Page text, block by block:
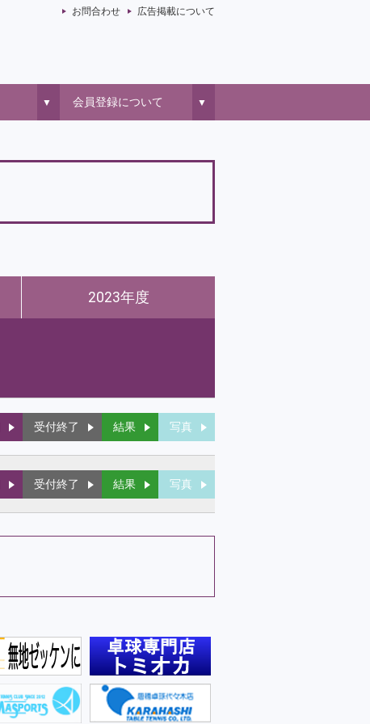
お問合わせ 広告掲載について
▼ 会員登録について ▼
2023年度
受付終了 結果 写真
受付終了 結果 写真